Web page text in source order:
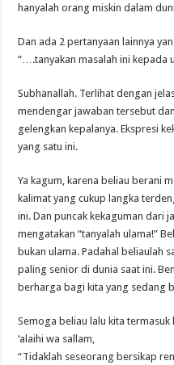
hanyalah orang miskin dalam
Dan ada 2 pertanyaan lainnya
“….tanyakan masalah ini kepada
Subhanallah. Terlihat dengan
mendengar jawaban tersebut
gelengkan kepalanya. Ekspresi
yang satu ini.
Ya kagum, karena beliau berani
kalimat yang cukup langka
ini. Dan puncak kekaguman dari
mengatakan “tanyalah ulama!”
bukan ulama. Padahal beliaulah
paling senior di dunia saat ini.
berharga bagi kita yang sedang
Semoga beliau lalu kita
‘alaihi wa sallam,
“Tidaklah seseorang bersikap